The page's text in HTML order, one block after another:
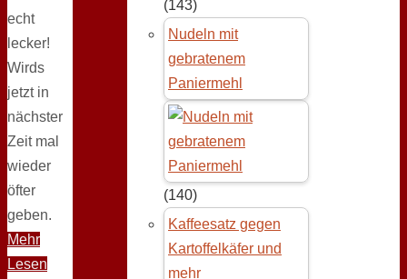
echt
lecker!
Wirds
jetzt in
nächster
Zeit mal
wieder
öfter
geben.
Mehr
Lesen
(143)
Nudeln mit
gebratenem
Paniermehl
(140)
Kaffeesatz gegen
Kartoffelkäfer und
mehr